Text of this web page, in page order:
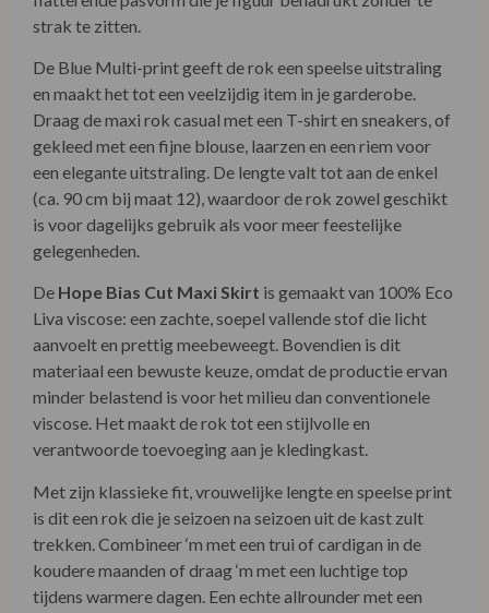
strak te zitten.
De Blue Multi-print geeft de rok een speelse uitstraling
en maakt het tot een veelzijdig item in je garderobe.
Draag de maxi rok casual met een T-shirt en sneakers, of
gekleed met een fijne blouse, laarzen en een riem voor
een elegante uitstraling. De lengte valt tot aan de enkel
(ca. 90 cm bij maat 12), waardoor de rok zowel geschikt
is voor dagelijks gebruik als voor meer feestelijke
gelegenheden.
De Hope Bias Cut Maxi Skirt is gemaakt van 100% Eco
Liva viscose: een zachte, soepel vallende stof die licht
aanvoelt en prettig meebeweegt. Bovendien is dit
materiaal een bewuste keuze, omdat de productie ervan
minder belastend is voor het milieu dan conventionele
viscose. Het maakt de rok tot een stijlvolle en
verantwoorde toevoeging aan je kledingkast.
Met zijn klassieke fit, vrouwelijke lengte en speelse print
is dit een rok die je seizoen na seizoen uit de kast zult
trekken. Combineer ‘m met een trui of cardigan in de
koudere maanden of draag ‘m met een luchtige top
tijdens warmere dagen. Een echte allrounder met een